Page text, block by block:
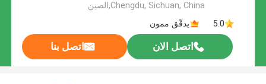
Chengdu, Sichuan, China,الصين
5.0
يدقّق ممون
اتصل الان اتصل بنا